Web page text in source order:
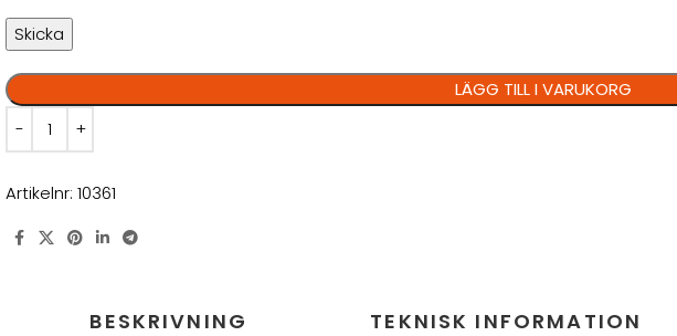
LÄGG TILL I VARUKORG
Artikelnr: 10361
BESKRIVNING TEKNISK INFORMATION